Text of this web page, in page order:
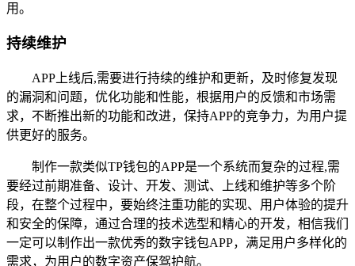
用。
持续维护
APP上线后,需要进行持续的维护和更新，及时修复发现
的漏洞和问题，优化功能和性能，根据用户的反馈和市场需
求，不断推出新的功能和改进，保持APP的竞争力，为用户提
供更好的服务。
制作一款类似TP钱包的APP是一个系统而复杂的过程,需
要经过前期准备、设计、开发、测试、上线和维护等多个阶
段，在整个过程中，要始终注重功能的实现、用户体验的提升
和安全的保障，通过合理的技术选型和精心的开发，相信我们
一定可以制作出一款优秀的数字钱包APP，满足用户多样化的
需求，为用户的数字资产保驾护航。